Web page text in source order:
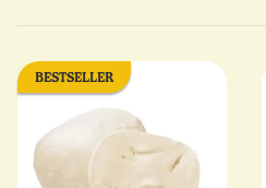
BESTSELLER